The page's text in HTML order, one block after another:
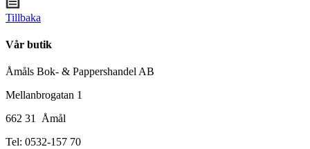
Tillbaka
Vår butik
Åmåls Bok- & Pappershandel AB
Mellanbrogatan 1
662 31 Åmål
Tel: 0532-157 70